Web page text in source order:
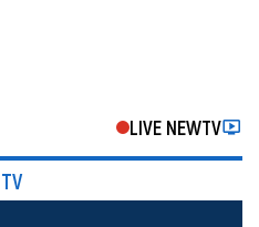
LIVE NEWTV
TV